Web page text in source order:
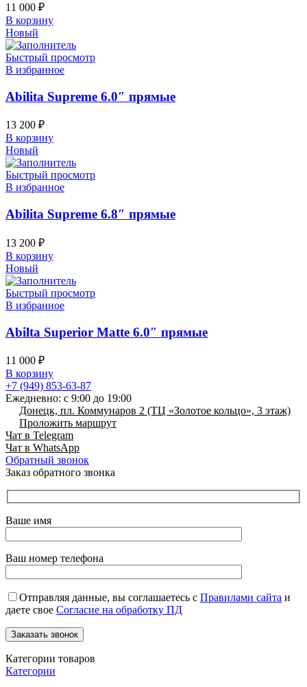
11 000 ₽
В корзину
Новый
Быстрый просмотр
В избранное
Abilita Supreme 6.0″ прямые
13 200 ₽
В корзину
Новый
Быстрый просмотр
В избранное
Abilita Supreme 6.8″ прямые
13 200 ₽
В корзину
Новый
Быстрый просмотр
В избранное
Abilta Superior Matte 6.0″ прямые
11 000 ₽
В корзину
+7 (949) 853-63-87
Ежедневно: с 9:00 до 19:00
Донецк, пл. Коммунаров 2 (ТЦ «Золотое кольцо», 3 этаж)
Проложить маршрут
Чат в Telegram
Чат в WhatsApp
Обратный звонок
Заказ обратного звонка
Ваше имя
Ваш номер телефона
Отправляя данные, вы соглашаетесь с Правилами сайта и
даете свое Согласие на обработку ПД
Категории товаров
Категории